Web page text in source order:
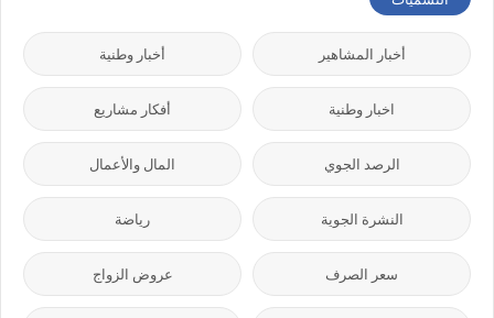
أخبار المشاهير أخبار وطنية
اخبار وطنية أفكار مشاريع
الرصد الجوي المال والأعمال
النشرة الجوية رياضة
سعر الصرف عروض الزواج